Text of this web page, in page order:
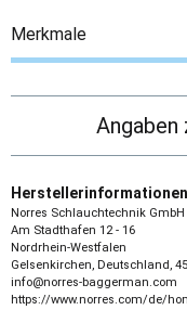
Merkmale
Norres Schlauchtechnik GmbH
Am Stadthafen 12 - 16
Nordrhein-Westfalen
Gelsenkirchen, Deutschland,
info@norres-baggerman.com
https://www.norres.com/de/